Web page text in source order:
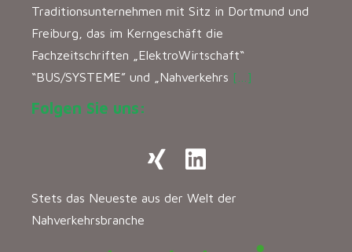
Traditionsunternehmen mit Sitz in Dortmund und
Freiburg, das im Kerngeschäft die
Fachzeitschriften „ElektroWirtschaft“
“BUS/SYSTEME” und „Nahverkehrs […]
Folgen Sie uns:
Stets das Neueste aus der Welt der
Nahverkehrsbranche